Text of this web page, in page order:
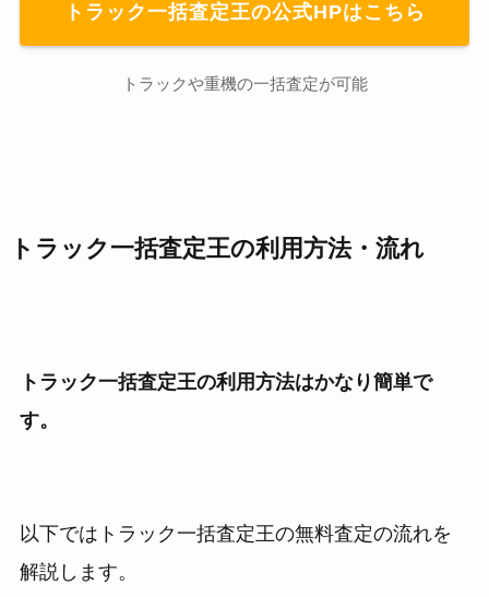
トラック一括査定王の公式HPはこちら
トラックや重機の一括査定が可能
トラック一括査定王の利用方法・流れ
トラック一括査定王の利用方法はかなり簡単で
す。
以下ではトラック一括査定王の無料査定の流れを
解説します。